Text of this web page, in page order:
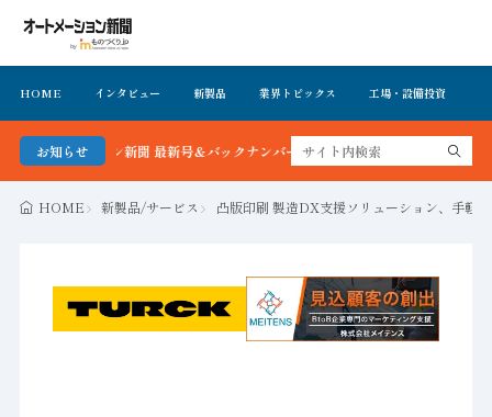
HOME インタビュー 新製品 業界トピックス 工場・設備投資
お知らせ
ーション新聞 最新号＆バックナンバーを無料で公開中 詳細はこちら
HOME 新製品/サービス 凸版印刷 製造DX支援ソリューション、手軽